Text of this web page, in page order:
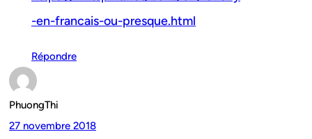
-en-francais-ou-presque.html
Répondre
PhuongThi
27 novembre 2018